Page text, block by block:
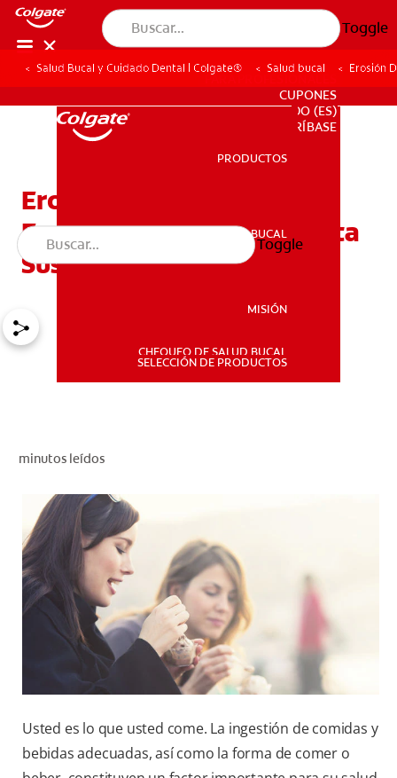
Toggle
SALUD BUCAL
SUSCRÍBASE
PARA PROFESIONALES
CUPONES
DO (ES)
SUSCRÍBASE
PRODUCTOS
SALUD BUCAL
MISIÓN
CHEQUEO DE SALUD BUCAL
SELECCIÓN DE PRODUCTOS
Toggle
Salud Bucal y Cuidado Dental | Colgate® Salud bucal Erosión
Erosión Dental: Como La
Erosión Del Esmalte Afecta
Sus Dientes
minutos leídos
Usted es lo que usted come. La ingestión de comidas y
bebidas adecuadas, así como la forma de comer o